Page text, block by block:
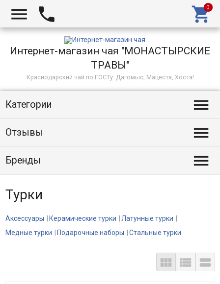
  
Интернет-магазин чая "МОНАСТЫРСКИЕ
ТРАВЫ"
Краснодарский чай по ГОСТу: Дагомыс, Мацеста, Хоста!
Категории 
Отзывы 
Бренды 
Турки
Аксессуары Керамические турки
Латунные турки
Медные турки
Подарочные наборы Стальные турки
  